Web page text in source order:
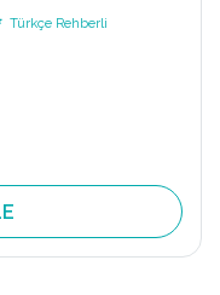
Türkçe Rehberli